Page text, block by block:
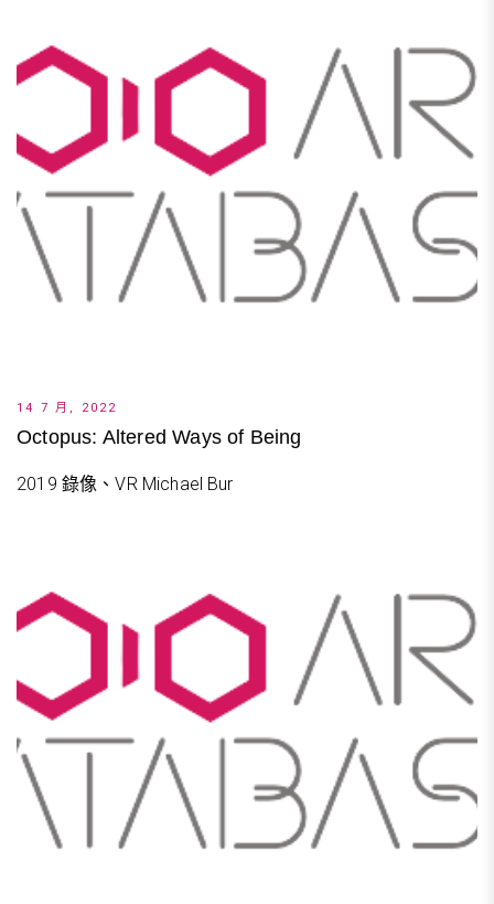
14 7 月, 2022
Octopus: Altered Ways of Being
2019 錄像、VR Michael Bur